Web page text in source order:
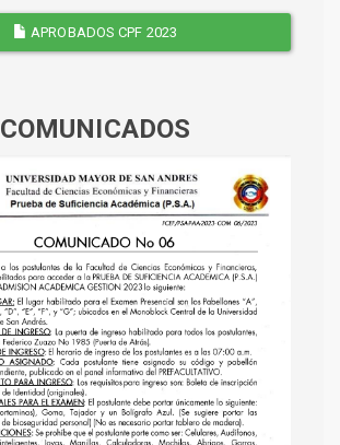
APROBADOS CPF 2023
COMUNICADOS